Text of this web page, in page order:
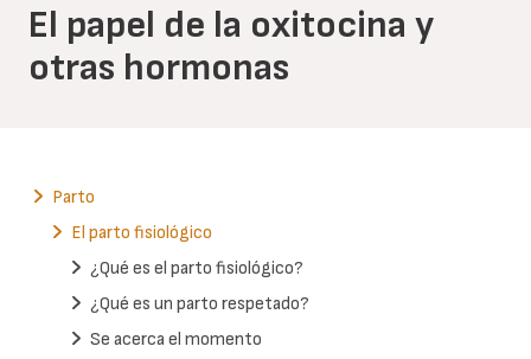
El papel de la oxitocina y
otras hormonas
Parto
El parto fisiológico
¿Qué es el parto fisiológico?
¿Qué es un parto respetado?
Se acerca el momento